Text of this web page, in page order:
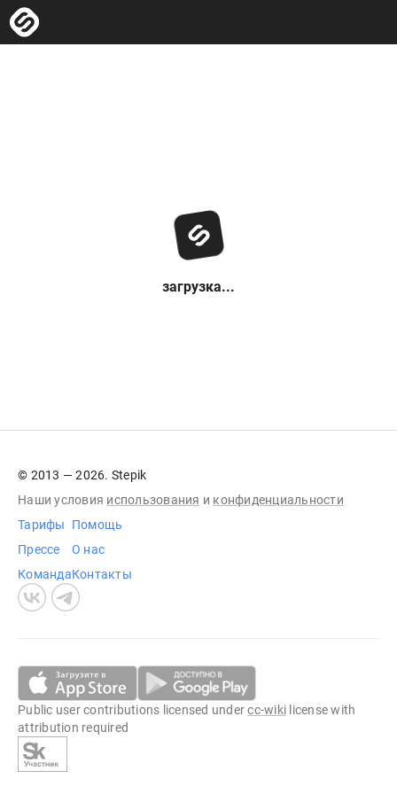
загрузка...
© 2013 — 2026. Stepik
Наши условия использования и конфиденциальности
Тарифы
Прессе
Команда
Помощь
О нас
Контакты
Public user contributions licensed undercc-wiki license with
attribution required